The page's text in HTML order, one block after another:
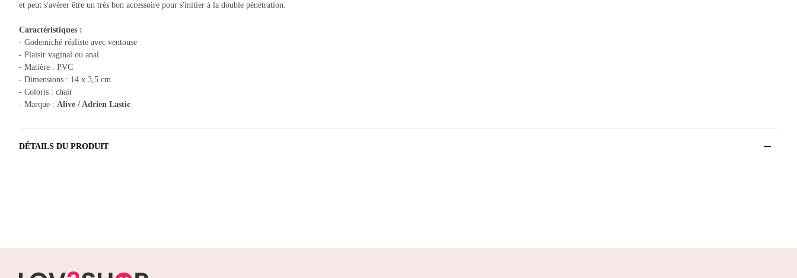
et peut s'avérer être un très bon accessoire pour s'initier à la double pénétration.
Caractéristiques :
- Godemiché réaliste avec ventouse
- Plaisir vaginal ou anal
- Matière : PVC
- Dimensions : 14 x 3,5 cm
- Coloris : chair
- Marque : Alive / Adrien Lastic
DÉTAILS DU PRODUIT